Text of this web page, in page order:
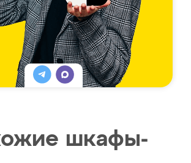
шкафы-